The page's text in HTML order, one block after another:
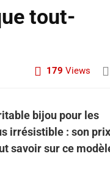
tout-
179 Views
bijou pour les
irrésistible : son prix
savoir sur ce